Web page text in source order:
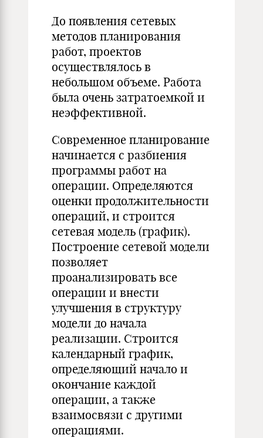
До появления сетевых
методов планирования
работ, проектов
осуществлялось в
небольшом объеме. Работа
была очень затратоемкой и
неэффективной.
Современное планирование
начинается с разбиения
программы работ на
операции. Определяются
оценки продолжительности
операций, и строится
сетевая модель (график).
Построение сетевой модели
позволяет
проанализировать все
операции и внести
улучшения в структуру
модели до начала
реализации. Строится
календарный график,
определяющий начало и
окончание каждой
операции, а также
взаимосвязи с другими
операциями.